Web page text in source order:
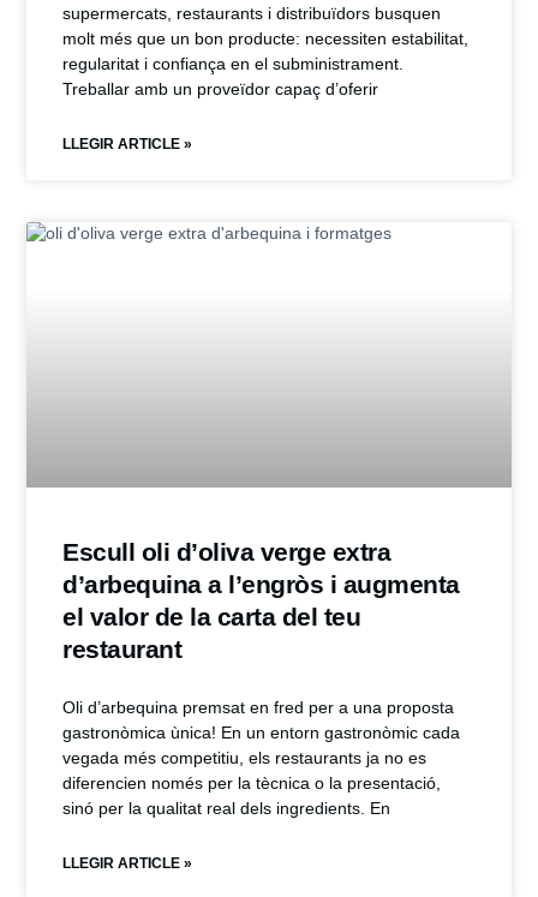
supermercats, restaurants i distribuïdors busquen
molt més que un bon producte: necessiten estabilitat,
regularitat i confiança en el subministrament.
Treballar amb un proveïdor capaç d’oferir
LLEGIR ARTICLE »
Escull oli d’oliva verge extra
d’arbequina a l’engròs i augmenta
el valor de la carta del teu
restaurant
Oli d’arbequina premsat en fred per a una proposta
gastronòmica ùnica! En un entorn gastronòmic cada
vegada més competitiu, els restaurants ja no es
diferencien només per la tècnica o la presentació,
sinó per la qualitat real dels ingredients. En
LLEGIR ARTICLE »